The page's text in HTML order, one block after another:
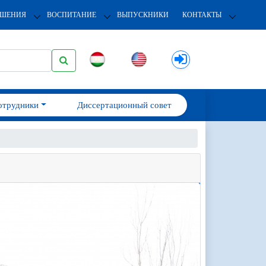
ВОСПИТАНИЕ ВЫПУСКНИКИ КОНТАКТЫ
Диссертационный совет